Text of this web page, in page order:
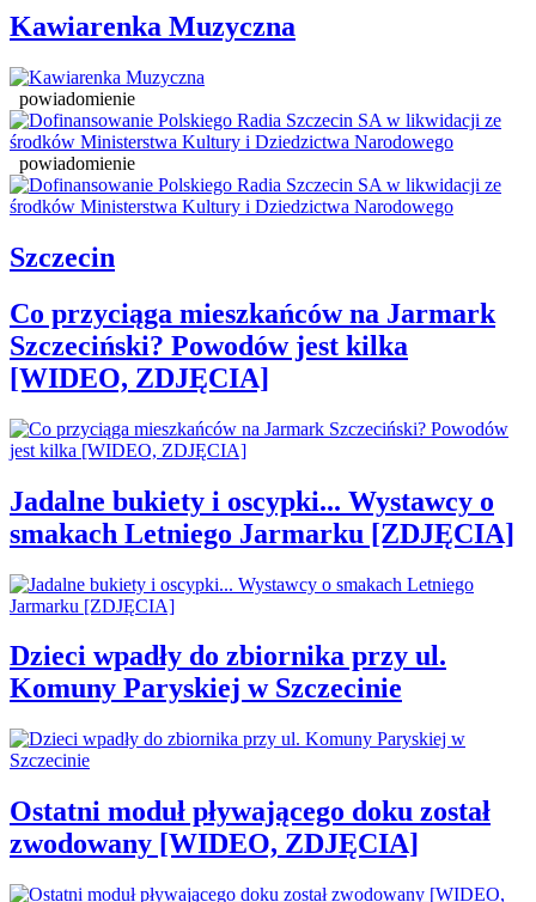
Kawiarenka Muzyczna
powiadomienie
powiadomienie
Szczecin
Co przyciąga mieszkańców na Jarmark
Szczeciński? Powodów jest kilka
[WIDEO, ZDJĘCIA]
Jadalne bukiety i oscypki... Wystawcy o
smakach Letniego Jarmarku [ZDJĘCIA]
Dzieci wpadły do zbiornika przy ul.
Komuny Paryskiej w Szczecinie
Ostatni moduł pływającego doku został
zwodowany [WIDEO, ZDJĘCIA]